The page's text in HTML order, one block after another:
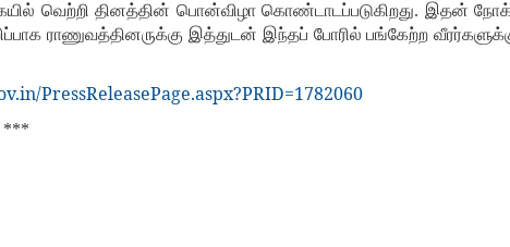
வெற்றி தினத்தின் பொன்விழா கொண்டாடப்படுகிறது. இதன்
ராணுவத்தினருக்கு இத்துடன் இந்தப் போரில் பங்கேற்ற
PressReleasePage.aspx?PRID=1782060
***